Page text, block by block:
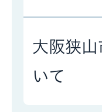
大阪狭
いて